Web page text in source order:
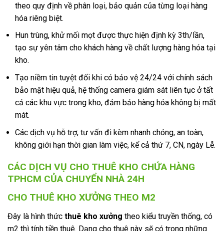
theo quy định về phân loại, bảo quản của từng loại hàng
hóa riêng biệt.
Hun trùng, khử mối mọt được thực hiện định kỳ 3th/lần,
tạo sự yên tâm cho khách hàng về chất lượng hàng hóa tại
kho.
Tạo niềm tin tuyệt đối khi có bảo vệ 24/24 với chính sách
bảo mật hiệu quả, hệ thống camera giám sát liên tục ở tất
cả các khu vực trong kho, đảm bảo hàng hóa không bị mất
mát.
Các dịch vụ hỗ trợ, tư vấn đi kèm nhanh chóng, an toàn,
không giới hạn thời gian làm việc, kể cả thứ 7, CN, ngày Lễ.
CÁC DỊCH VỤ CHO THUÊ KHO CHỨA HÀNG
TPHCM CỦA CHUYỂN NHÀ 24H
CHO THUÊ KHO XƯỞNG THEO M2
Đây là hình thức thuê kho xưởng theo kiểu truyền thống, có
m2 thì tính tiền thuê. Dạng cho thuê này sẽ có trong những